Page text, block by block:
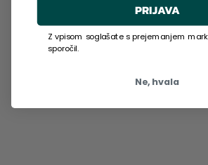
PRIJAVA
Z vpisom soglašate s prejemanjem
sporočil.
Ne, hvala